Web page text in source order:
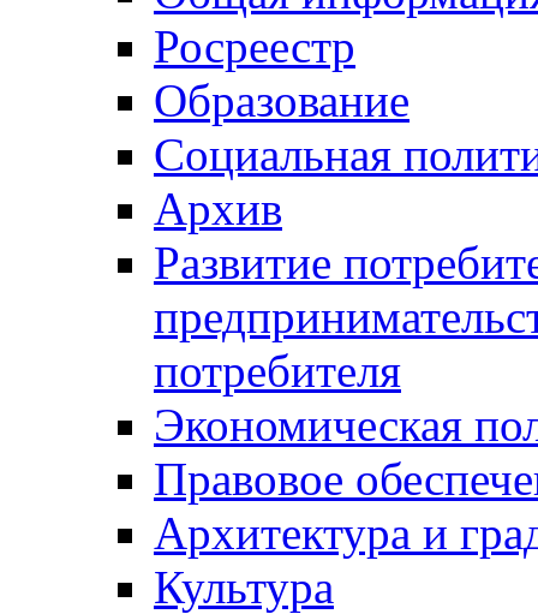
Росреестр
Образование
Социальная
Архив
Развитие
потребителя
Экономическая
Правовое
Архитектура и
Культура